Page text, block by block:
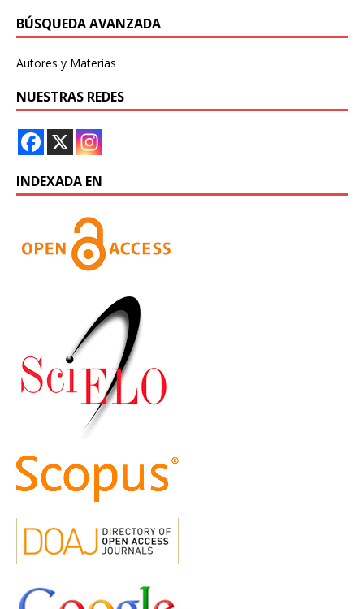
BÚSQUEDA AVANZADA
Autores y Materias
NUESTRAS REDES
INDEXADA EN